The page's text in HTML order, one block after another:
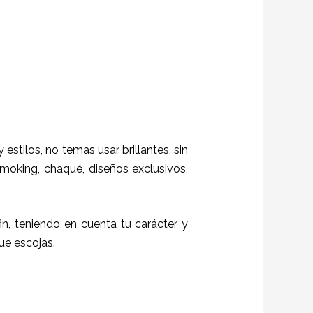
estilos, no temas usar brillantes, sin
chaqué, diseños exclusivos,
teniendo en cuenta tu carácter y
escojas.